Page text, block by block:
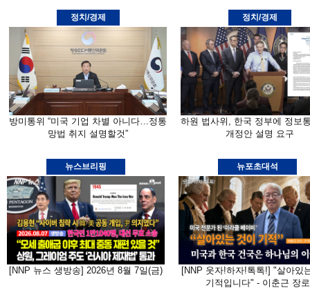
정치/경제
방미통위 “미국 기업 차별 아니다…정통
망법 취지 설명할것”
정치/경제
하원 법사위, 한국 정부에 정보
개정안 설명 요구
뉴스브리핑
[NNP 뉴스 생방송] 2026년 8월 7일(금)
뉴포초대석
[NNP 웃자!하자!톡톡!] "살아있
기적입니다" - 이춘근 장로